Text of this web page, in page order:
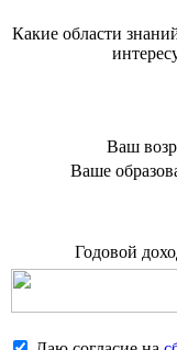
Какие области
Ваш
Ваше
Годовой